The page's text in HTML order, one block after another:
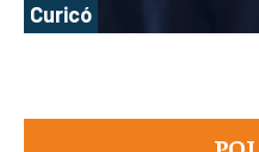
Curicó